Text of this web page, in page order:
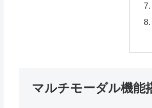
マルチモーダル機能